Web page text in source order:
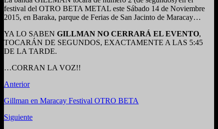
festival del OTRO BETA METAL este Sábado 14 de Noviembre
2015, en Baraka, parque de Ferias de San Jacinto de Maracay…
YA LO SABEN GILLMAN NO CERRARÁ EL EVENTO,
TOCARÁN DE SEGUNDOS, EXACTAMENTE A LAS 5:45
DE LA TARDE.
…CORRAN LA VOZ!!
Anterior
Gillman en Maracay Festival OTRO BETA
Siguiente